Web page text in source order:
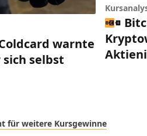
warnte
sich selbst
für weitere Kursgewinne